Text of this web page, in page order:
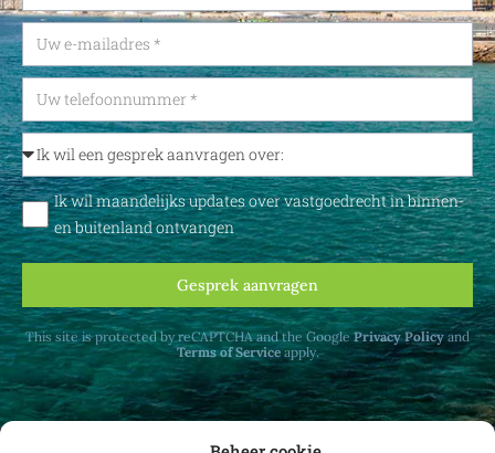
Ik wil maandelijks updates over vastgoedrecht in binnen-
en buitenland ontvangen
Gesprek aanvragen
This site is protected by reCAPTCHA and the GooglePrivacy Policy and
Terms of Serviceapply.